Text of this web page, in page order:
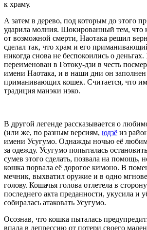
к храму.
А затем в дерево, под которым до этого
ударила молния. Шокированный тем, что
от возможной смерти, Наотака решил
сделал так, что храм и его
никогда снова не беспокоились о
переименован в Готоку-дзи в честь
имени Наотака, и в наши дни он заполнен
приманивающих кошек. Считается, что
традиция манэки нэко.
В другой легенде рассказывается о
(или же, по разным версиям, юдзё из
имени Усугумо. Однажды ночью её
за одежду. Усугумо попыталась
сумев этого сделать, позвала на помощь,
кошка порвала её дорогое кимоно. В
мечник, выхватил оружие и в одно
голову. Кошачья голова отлетела в
последнего акта преданности, укусила и
собиралась атаковать Усугумо.
Осознав, что кошка пыталась
впала в депрессию от потери своего